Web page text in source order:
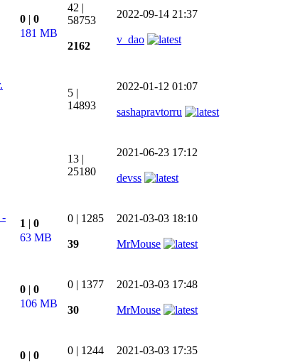
0 | 0
181 MB
42 |
58753
2162
2022-09-14 21:37
v_dao
5 |
14893
2022-01-12 01:07
sashapravtorru
13 |
25180
2021-06-23 17:12
devss
-
1 | 0
63 MB
0 | 1285
39
2021-03-03 18:10
MrMouse
0 | 0
106 MB
0 | 1377
30
2021-03-03 17:48
MrMouse
0 | 0
0 | 1244 2021-03-03 17:35